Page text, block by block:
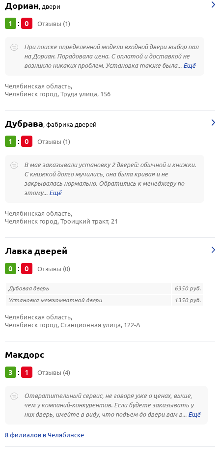
Дориан, двери
1 : 0 Отзывы (1)
При поиске определенной модели входной двери выбор пал
на Дориан. Порадовала цена. С оплатой и доставкой не
возникло никаких проблем. Установка также была...
Челябинская область,
Челябинск город, Труда улица, 156
Дубрава,фабрика дверей
1 : 0 Отзывы (1)
В мае заказывали установку 2 дверей: обычной и книжки.
С книжкой долго мучились, она была кривая и не
закрывалась нормально. Обратились к менеджеру по
этому...
Челябинская область,
Челябинск город, Троицкий тракт, 21
Лавка дверей
0 : 0 Отзывы (0)
Дубовая дверь
6350 руб.
Установка межкомнатной двери
1350 руб.
Челябинская область,
Челябинск город, Станционная улица, 122-А
Макдорс
3 : 1 Отзывы (4)
Отвратительный сервис, не говоря уже о ценах, выше,
чем у компаний-конкурентов. Если будете заказывать у
них дверь, имейте в виду, что подъем до двери вам в...
8 филиалов в Челябинске